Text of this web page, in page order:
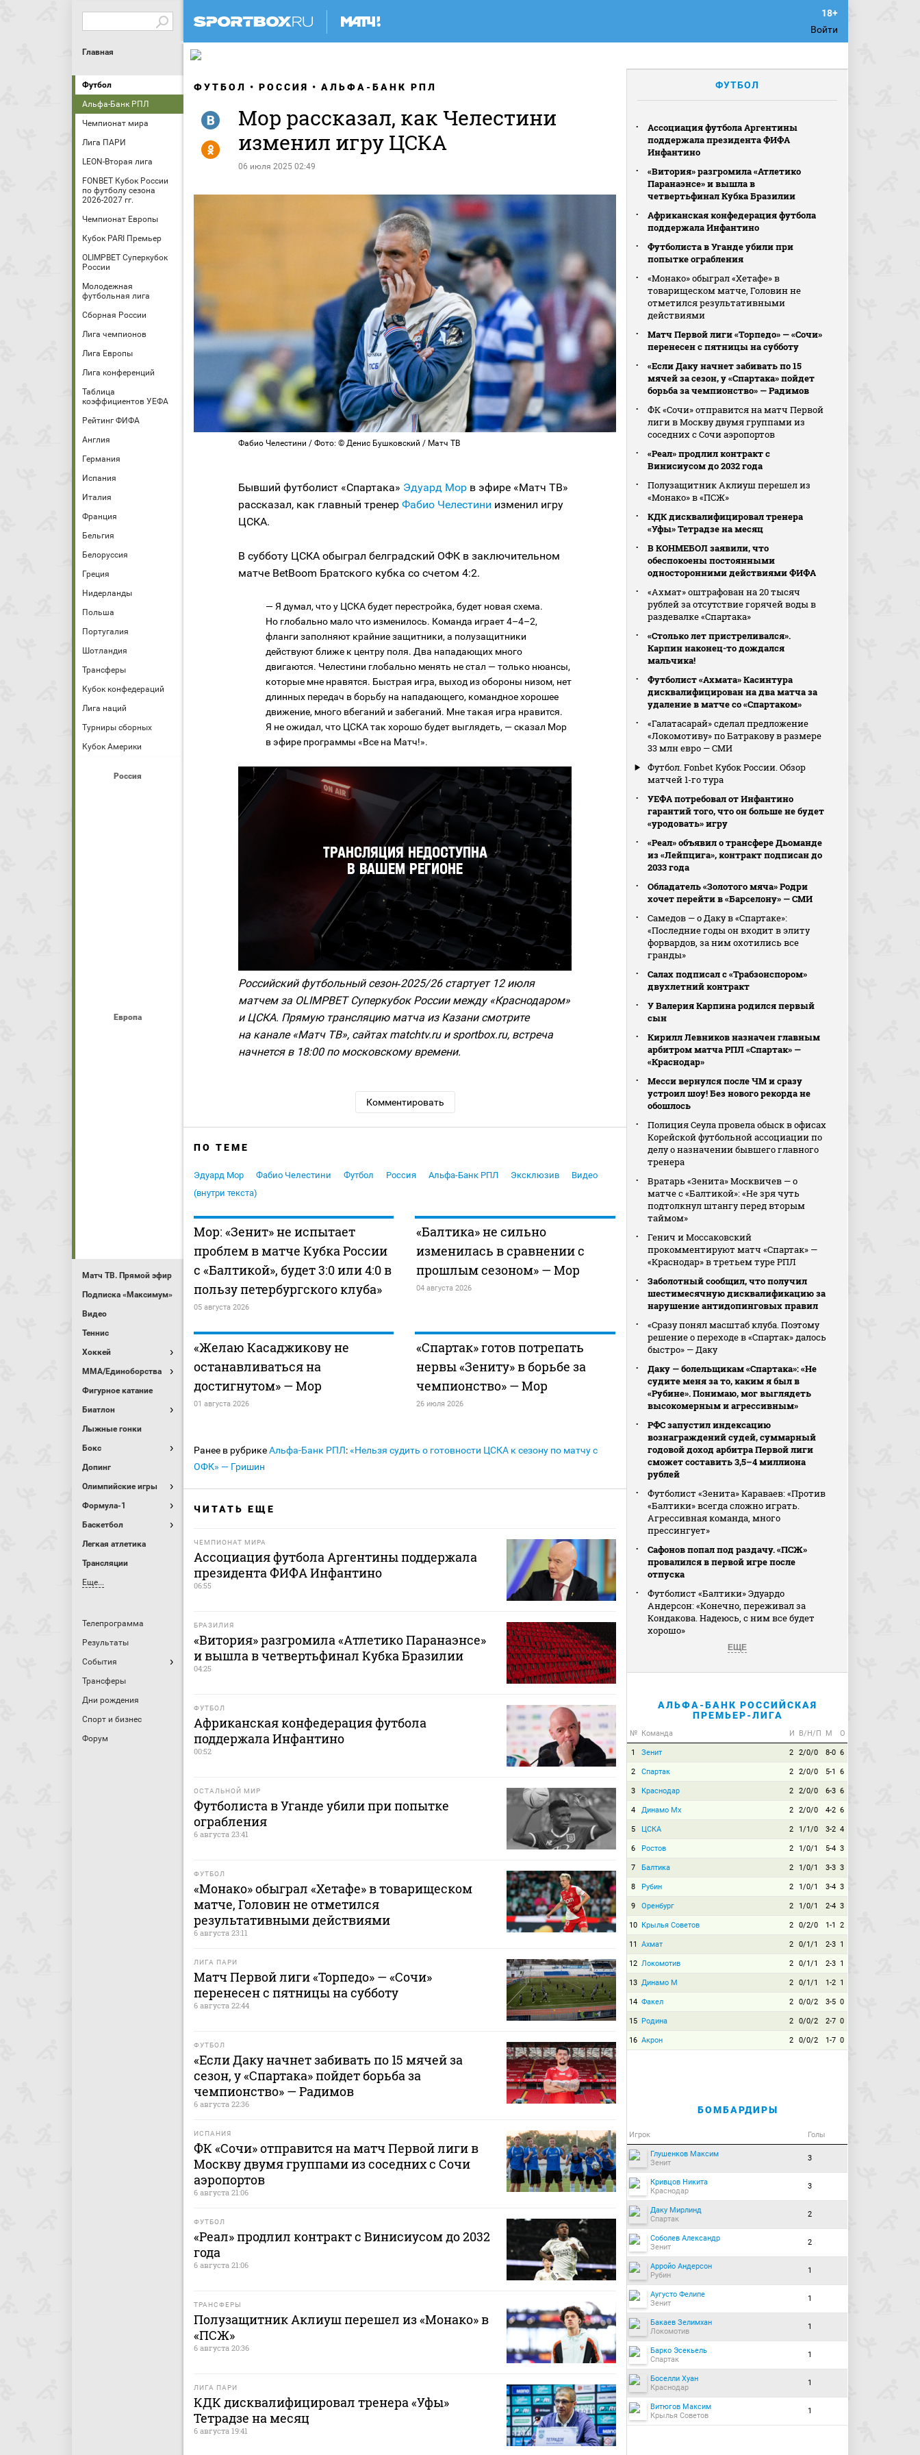
Войти
Главная
Футбол
Альфа-Банк РПЛ
Чемпионат мира
Лига ПАРИ
LEON-Вторая лига
FONBET Кубок России
по футболу сезона
2026-2027 гг.
Чемпионат Европы
Кубок PARI Премьер
OLIMPBET Суперкубок
России
Молодежная
футбольная лига
Сборная России
Лига чемпионов
Лига Европы
Лига конференций
Таблица
коэффициентов УЕФА
Рейтинг ФИФА
Англия
Германия
Испания
Италия
Франция
Бельгия
Белоруссия
Греция
Нидерланды
Польша
Португалия
Шотландия
Трансферы
Кубок конфедераций
Лига наций
Турниры сборных
Кубок Америки
Россия
Европа
Матч ТВ. Прямой эфир
Подписка «Максимум»
Видео
Теннис
Хоккей
MMA/Единоборства
Фигурное катание
Биатлон
Лыжные гонки
Бокс
Допинг
Олимпийские игры
Формула-1
Баскетбол
Легкая атлетика
Трансляции
Еще...
Телепрограмма
Результаты
События
Трансферы
Дни рождения
Спорт и бизнес
Форум
ФУТБОЛ РОССИЯ АЛЬФА-БАНК РПЛ
Мор рассказал, как Челестини
изменил игру ЦСКА
06 июля 2025 02:49
R
Y
Фабио Челестини / Фото: © Денис Бушковский / Матч ТВ
Бывший футболист «Спартака» Эдуард Мор в эфире «Матч ТВ»
рассказал, как главный тренер Фабио Челестини изменил игру
ЦСКА.
В субботу ЦСКА обыграл белградский ОФК в заключительном
матче BetBoom Братского кубка со счетом 4:2.
— Я думал, что у ЦСКА будет перестройка, будет новая схема.
Но глобально мало что изменилось. Команда играет 4–4–2,
фланги заполняют крайние защитники, а полузащитники
действуют ближе к центру поля. Два нападающих много
двигаются. Челестини глобально менять не стал — только нюансы,
которые мне нравятся. Быстрая игра, выход из обороны низом, нет
длинных передач в борьбу на нападающего, командное хорошее
движение, много вбеганий и забеганий. Мне такая игра нравится.
Я не ожидал, что ЦСКА так хорошо будет выглядеть, — сказал Мор
в эфире программы «Все на Матч!».
Российский футбольный сезон‑2025/26 стартует 12 июля
матчем за OLIMPBET Суперкубок России между «Краснодаром»
и ЦСКА. Прямую трансляцию матча из Казани смотрите
на канале «Матч ТВ», сайтах matchtv.ru и sportbox.ru, встреча
начнется в 18:00 по московскому времени.
Комментировать
ПО ТЕМЕ
Эдуард Мор Фабио Челестини Футбол Россия Альфа-Банк РПЛ Эксклюзив
Видео
(внутри текста)
Мор: «Зенит» не испытает
проблем в матче Кубка России
с «Балтикой», будет 3:0 или 4:0 в
пользу петербургского клуба»
05 августа 2026
«Балтика» не сильно
изменилась в сравнении с
прошлым сезоном» — Мор
04 августа 2026
«Желаю Касаджикову не
останавливаться на
достигнутом» — Мор
01 августа 2026
«Спартак» готов потрепать
нервы «Зениту» в борьбе за
чемпионство» — Мор
26 июля 2026
Ранее в рубрикеАльфа-Банк РПЛ:«Нельзя судить о готовности ЦСКА к сезону по матчу с
ОФК» — Гришин
ЧИТАТЬ ЕЩЕ
ЧЕМПИОНАТ МИРА
Ассоциация футбола Аргентины поддержала
президента ФИФА Инфантино
06:55
БРАЗИЛИЯ
«Витория» разгромила «Атлетико Паранаэнсе»
и вышла в четвертьфинал Кубка Бразилии
04:25
ФУТБОЛ
Африканская конфедерация футбола
поддержала Инфантино
00:52
ОСТАЛЬНОЙ МИР
Футболиста в Уганде убили при попытке
ограбления
6 августа 23:41
ФУТБОЛ
«Монако» обыграл «Хетафе» в товарищеском
матче, Головин не отметился
результативными действиями
6 августа 23:11
ЛИГА ПАРИ
Матч Первой лиги «Торпедо» — «Сочи»
перенесен с пятницы на субботу
6 августа 22:44
ФУТБОЛ
«Если Даку начнет забивать по 15 мячей за
сезон, у «Спартака» пойдет борьба за
чемпионство» — Радимов
6 августа 22:36
ИСПАНИЯ
ФК «Сочи» отправится на матч Первой лиги в
Москву двумя группами из соседних с Сочи
аэропортов
6 августа 21:06
ФУТБОЛ
«Реал» продлил контракт с Винисиусом до 2032
года
6 августа 21:06
ТРАНСФЕРЫ
Полузащитник Аклиуш перешел из «Монако» в
«ПСЖ»
6 августа 20:36
ЛИГА ПАРИ
КДК дисквалифицировал тренера «Уфы»
Тетрадзе на месяц
6 августа 19:41
ФУТБОЛ
Ассоциация футбола Аргентины
поддержала президента ФИФА
Инфантино
«Витория» разгромила «Атлетико
Паранаэнсе» и вышла в
четвертьфинал Кубка Бразилии
Африканская конфедерация футбола
поддержала Инфантино
Футболиста в Уганде убили при
попытке ограбления
«Монако» обыграл «Хетафе» в
товарищеском матче, Головин не
отметился результативными
действиями
Матч Первой лиги «Торпедо» — «Сочи»
перенесен с пятницы на субботу
«Если Даку начнет забивать по 15
мячей за сезон, у «Спартака» пойдет
борьба за чемпионство» — Радимов
ФК «Сочи» отправится на матч Первой
лиги в Москву двумя группами из
соседних с Сочи аэропортов
«Реал» продлил контракт с
Винисиусом до 2032 года
Полузащитник Аклиуш перешел из
«Монако» в «ПСЖ»
КДК дисквалифицировал тренера
«Уфы» Тетрадзе на месяц
В КОНМЕБОЛ заявили, что
обеспокоены постоянными
односторонними действиями ФИФА
«Ахмат» оштрафован на 20 тысяч
рублей за отсутствие горячей воды в
раздевалке «Спартака»
«Столько лет пристреливался».
Карпин наконец-то дождался
мальчика!
Футболист «Ахмата» Касинтура
дисквалифицирован на два матча за
удаление в матче со «Спартаком»
«Галатасарай» сделал предложение
«Локомотиву» по Батракову в размере
33 млн евро — СМИ
Футбол. Fonbet Кубок России. Обзор
матчей 1-го тура
УЕФА потребовал от Инфантино
гарантий того, что он больше не будет
«уродовать» игру
«Реал» объявил о трансфере Дьоманде
из «Лейпцига», контракт подписан до
2033 года
Обладатель «Золотого мяча» Родри
хочет перейти в «Барселону» — СМИ
Самедов — о Даку в «Спартаке»:
«Последние годы он входит в элиту
форвардов, за ним охотились все
гранды»
Салах подписал с «Трабзонспором»
двухлетний контракт
У Валерия Карпина родился первый
сын
Кирилл Левников назначен главным
арбитром матча РПЛ «Спартак» —
«Краснодар»
Месси вернулся после ЧМ и сразу
устроил шоу! Без нового рекорда не
обошлось
Полиция Сеула провела обыск в офисах
Корейской футбольной ассоциации по
делу о назначении бывшего главного
тренера
Вратарь «Зенита» Москвичев — о
матче с «Балтикой»: «Не зря чуть
подтолкнул штангу перед вторым
таймом»
Генич и Моссаковский
прокомментируют матч «Спартак» —
«Краснодар» в третьем туре РПЛ
Заболотный сообщил, что получил
шестимесячную дисквалификацию за
нарушение антидопинговых правил
«Сразу понял масштаб клуба. Поэтому
решение о переходе в «Спартак» далось
быстро» — Даку
Даку — болельщикам «Спартака»: «Не
судите меня за то, каким я был в
«Рубине». Понимаю, мог выглядеть
высокомерным и агрессивным»
РФС запустил индексацию
вознаграждений судей, суммарный
годовой доход арбитра Первой лиги
сможет составить 3,5–4 миллиона
рублей
Футболист «Зенита» Караваев: «Против
«Балтики» всегда сложно играть.
Агрессивная команда, много
прессингует»
Сафонов попал под раздачу. «ПСЖ»
провалился в первой игре после
отпуска
Футболист «Балтики» Эдуардо
Андерсон: «Конечно, переживал за
Кондакова. Надеюсь, с ним все будет
хорошо»
ЕЩЕ
АЛЬФА-БАНК РОССИЙСКАЯ
ПРЕМЬЕР-ЛИГА
№ Команда И В/Н/П М О
1 Зенит 2 2/0/0 8-0 6
2 Спартак 2 2/0/0 5-1 6
3 Краснодар 2 2/0/0 6-3 6
4 Динамо Мх 2 2/0/0 4-2 6
5 ЦСКА 2 1/1/0 3-2 4
6 Ростов 2 1/0/1 5-4 3
7 Балтика 2 1/0/1 3-3 3
8 Рубин 2 1/0/1 3-4 3
9 Оренбург 2 1/0/1 2-4 3
10 Крылья Советов 2 0/2/0 1-1 2
11 Ахмат 2 0/1/1 2-3 1
12 Локомотив 2 0/1/1 2-3 1
13 Динамо М 2 0/1/1 1-2 1
14 Факел 2 0/0/2 3-5 0
15 Родина 2 0/0/2 2-7 0
16 Акрон 2 0/0/2 1-7 0
БОМБАРДИРЫ
Игрок Голы
Глушенков Максим
Зенит
3
Кривцов Никита
Краснодар
3
Даку Мирлинд
Спартак
2
Соболев Александр
Зенит
2
Арройо Андерсон
Рубин
1
Аугусто Фелипе
Зенит
1
Бакаев Зелимхан
Локомотив
1
Барко Эсекьель
Спартак
1
Боселли Хуан
Краснодар
1
Витюгов Максим
Крылья Советов
1